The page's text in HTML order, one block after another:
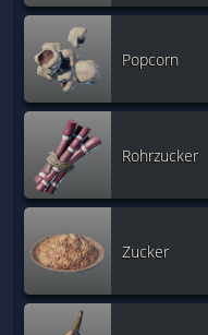
Popcorn
Rohrzucker
Zucker